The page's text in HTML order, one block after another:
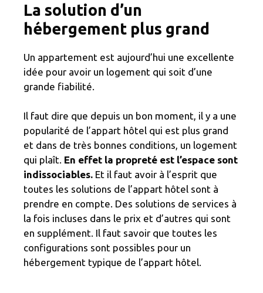
La solution d’un
hébergement plus grand
Un appartement est aujourd’hui une excellente
idée pour avoir un logement qui soit d’une
grande fiabilité.
Il faut dire que depuis un bon moment, il y a une
popularité de l’appart hôtel qui est plus grand
et dans de très bonnes conditions, un logement
qui plaît. En effet la propreté est l’espace sont
indissociables. Et il faut avoir à l’esprit que
toutes les solutions de l’appart hôtel sont à
prendre en compte. Des solutions de services à
la fois incluses dans le prix et d’autres qui sont
en supplément. Il faut savoir que toutes les
configurations sont possibles pour un
hébergement typique de l’appart hôtel.